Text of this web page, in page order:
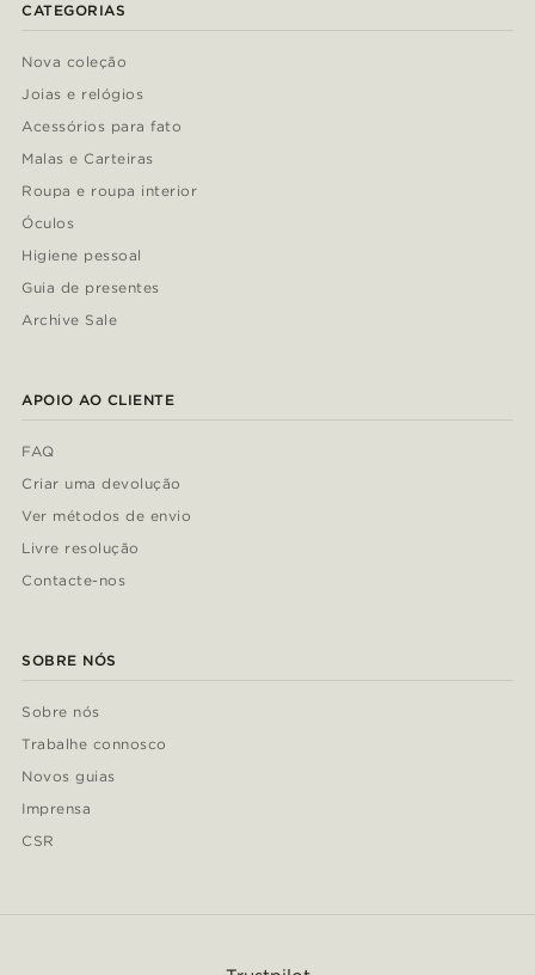
CATEGORIAS
Nova coleção
Joias e relógios
Acessórios para fato
Malas e Carteiras
Roupa e roupa interior
Óculos
Higiene pessoal
Guia de presentes
Archive Sale
APOIO AO CLIENTE
FAQ
Criar uma devolução
Ver métodos de envio
Livre resolução
Contacte-nos
SOBRE NÓS
Sobre nós
Trabalhe connosco
Novos guias
Imprensa
CSR